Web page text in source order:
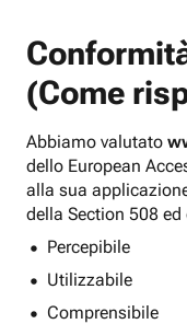
(Come
Abbiamo valutato
dello European
alla sua
della Section 508 ed
Percepibile
Utilizzabile
Comprensibile